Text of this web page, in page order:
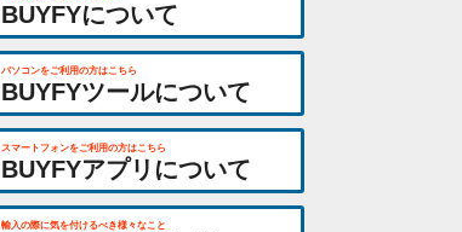
BUYFYについて
パソコンをご利用の方はこちら
BUYFYツールについて
スマートフォンをご利用の方はこちら
BUYFYアプリについて
輸入の際に気を付けるべき様々なこと